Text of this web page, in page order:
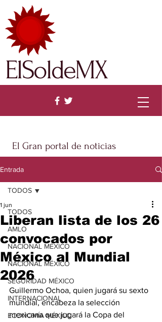
El Gran portal de noticias
ElSoldeMX
Entrada
TODOS
AMLO
NACIONAL MÉXICO
NACIONAL MÉXICO
SEGURIDAD MÉXICO
INTERNACIONAL
ECONOMÍA MÉXICO
TODOS
Liberan lista de los 26
convocados por
México al Mundial
2026
1 jun
Guillermo Ochoa, quien jugará su sexto
mundial, encabeza la selección
mexicana que jugará la Copa del